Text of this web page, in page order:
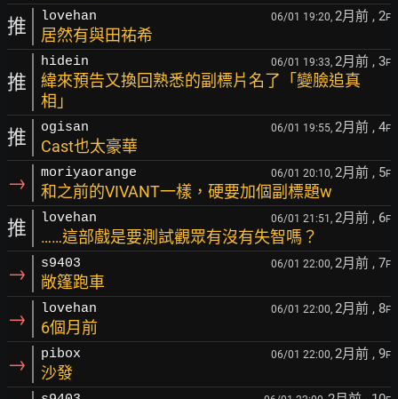
推 lovehan 06/01 19:20, 2月前 , 2F
居然有與田祐希
推
hidein 06/01 19:33, 2月前 , 3F
緯來預告又換回熟悉的副標片名了「變臉追真
相」
推 ogisan 06/01 19:55, 2月前 , 4F
Cast也太豪華
→ moriyaorange 06/01 20:10, 2月前 , 5F
和之前的VIVANT一樣，硬要加個副標題w
推 lovehan 06/01 21:51, 2月前 , 6F
……這部戲是要測試觀眾有沒有失智嗎？
→ s9403 06/01 22:00, 2月前 , 7F
敞篷跑車
→ lovehan 06/01 22:00, 2月前 , 8F
6個月前
→ pibox 06/01 22:00, 2月前 , 9F
沙發